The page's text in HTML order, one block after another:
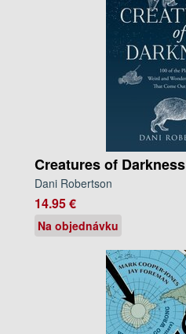
Creatures of Darkness
Dani Robertson
14.95 €
Na objednávku